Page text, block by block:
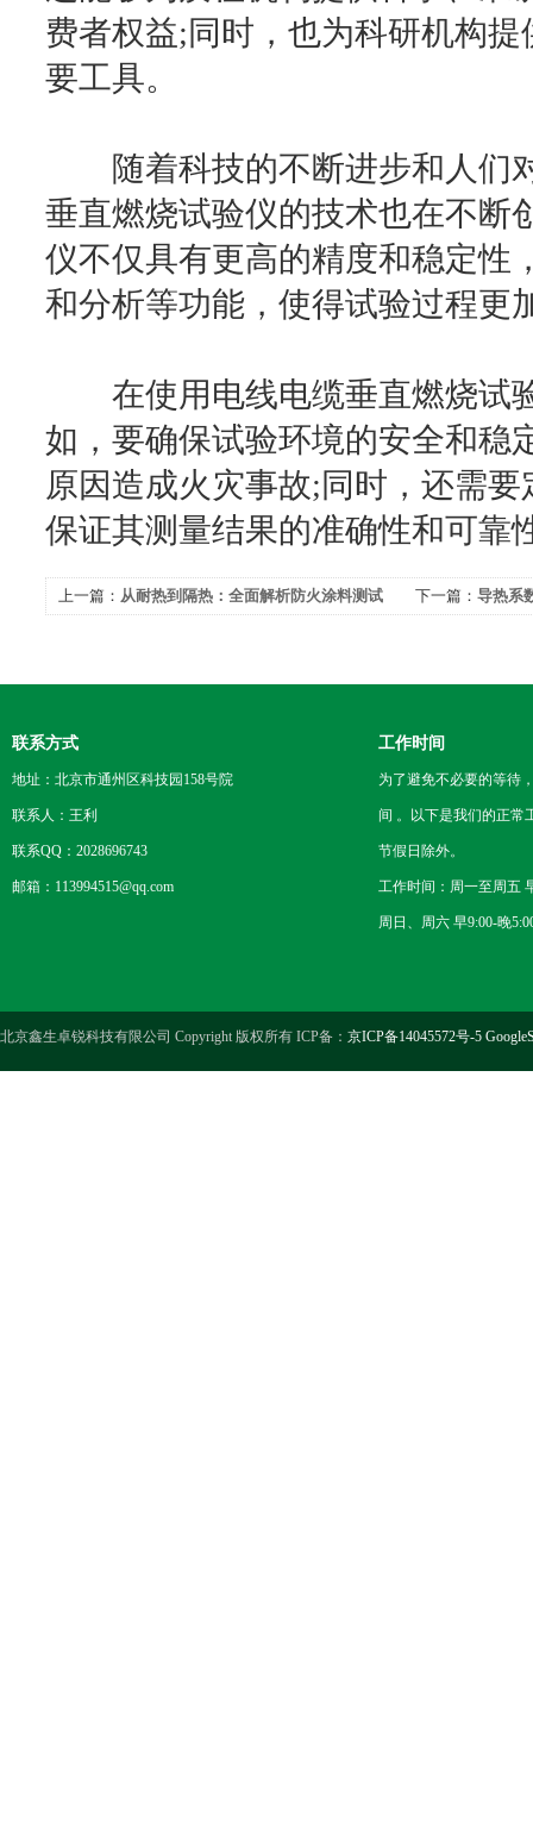
费者权益;同时，也为科研机构
要工具。
随着科技的不断进步和人们
垂直燃烧试验仪的技术也在不断
仪不仅具有更高的精度和稳定性
和分析等功能，使得试验过程更
在使用电线电缆垂直燃烧试
如，要确保试验环境的安全和稳
原因造成火灾事故;同时，还需
保证其测量结果的准确性和可靠
上一篇： 从耐热到隔热：全面解析防火涂料测试
下一篇： 导热系
联系方式
地址：北京市通州区科技园158号院
联系人：王利
联系QQ：2028696743
邮箱：113994515@qq.com
工作时间
为了避免不必要的等待
间 。以下是我们的正常
节假日除外。
工作时间：周一至周五
周日、周六 早9:00-晚
北京鑫生卓锐科技有限公司 Copyright 版权所有 ICP备： 京ICP备14045572号-5